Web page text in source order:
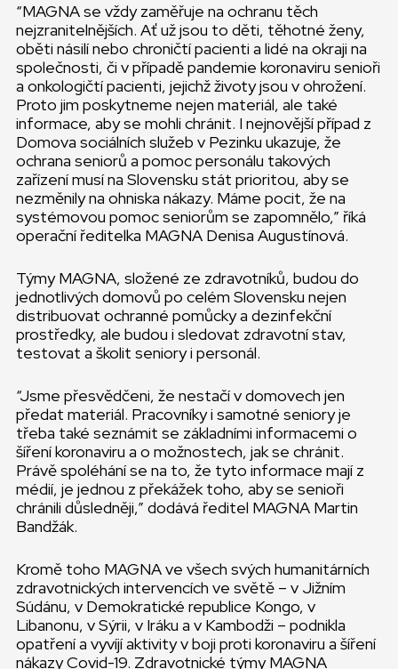
“MAGNA se vždy zaměřuje na ochranu těch
nejzranitelnějších. Ať už jsou to děti, těhotné ženy,
oběti násilí nebo chroničtí pacienti a lidé na okraji na
společnosti, či v případě pandemie koronaviru senioři
a onkologičtí pacienti, jejichž životy jsou v ohrožení.
Proto jim poskytneme nejen materiál, ale také
informace, aby se mohli chránit. I nejnovější případ z
Domova sociálních služeb v Pezinku ukazuje, že
ochrana seniorů a pomoc personálu takových
zařízení musí na Slovensku stát prioritou, aby se
nezměnily na ohniska nákazy. Máme pocit, že na
systémovou pomoc seniorům se zapomnělo,” říká
operační ředitelka MAGNA Denisa Augustínová.
Týmy MAGNA, složené ze zdravotníků, budou do
jednotlivých domovů po celém Slovensku nejen
distribuovat ochranné pomůcky a dezinfekční
prostředky, ale budou i sledovat zdravotní stav,
testovat a školit seniory i personál.
“Jsme přesvědčeni, že nestačí v domovech jen
předat materiál. Pracovníky i samotné seniory je
třeba také seznámit se základními informacemi o
šíření koronaviru a o možnostech, jak se chránit.
Právě spoléhání se na to, že tyto informace mají z
médií, je jednou z překážek toho, aby se senioři
chránili důsledněji,” dodává ředitel MAGNA Martin
Bandžák.
Kromě toho MAGNA ve všech svých humanitárních
zdravotnických intervencích ve světě – v Jižním
Súdánu, v Demokratické republice Kongo, v
Libanonu, v Sýrii, v Iráku a v Kambodži – podnikla
opatření a vyvíjí aktivity v boji proti koronaviru a šíření
nákazy Covid-19. Zdravotnické týmy MAGNA